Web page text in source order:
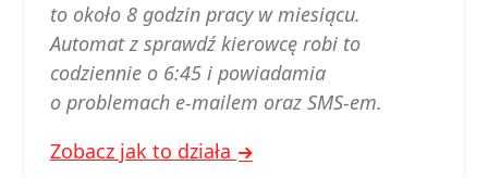
to około 8 godzin pracy w miesiącu.
Automat z sprawdź kierowcę robi to
codziennie o 6:45 i powiadamia
o problemach e‑mailem oraz SMS-em.
Zobacz jak to działa